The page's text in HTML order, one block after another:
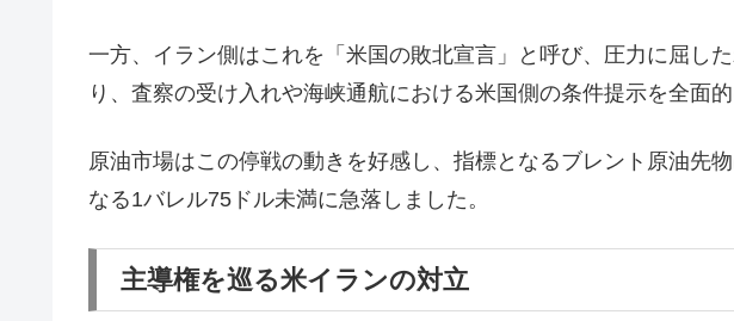
一方、イラン側はこれを「米国の敗北宣言」と呼び、圧力に屈し
り、査察の受け入れや海峡通航における米国側の条件提示を全面的
原油市場はこの停戦の動きを好感し、指標となるブレント原油先
なる1バレル75ドル未満に急落しました。
主導権を巡る米イランの対立